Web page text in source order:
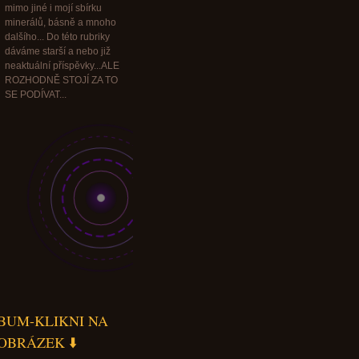
mimo jiné i mojí sbírku
minerálů, básně a mnoho
dalšího... Do této rubriky
dáváme starší a nebo již
neaktuální příspěvky...ALE
ROZHODNĚ STOJÍ ZA TO
SE PODÍVAT...
KLIKNI NA
⬇️